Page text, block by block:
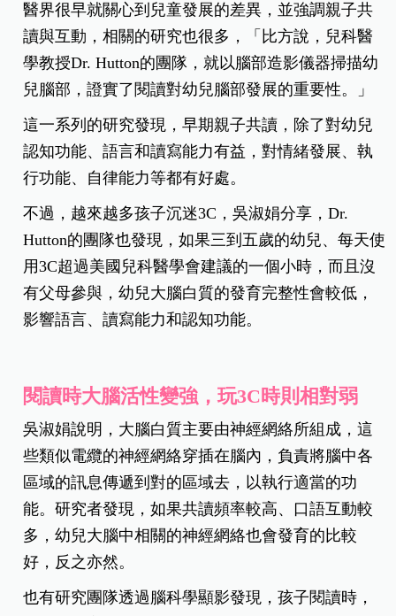
醫界很早就關心到兒童發展的差異，並強調親子共
讀與互動，相關的研究也很多，「比方說，兒科醫
學教授Dr. Hutton的團隊，就以腦部造影儀器掃描幼
兒腦部，證實了閱讀對幼兒腦部發展的重要性。」
這一系列的研究發現，早期親子共讀，除了對幼兒
認知功能、語言和讀寫能力有益，對情緒發展、執
行功能、自律能力等都有好處。
不過，越來越多孩子沉迷3C，吳淑娟分享，Dr.
Hutton的團隊也發現，如果三到五歲的幼兒、每天使
用3C超過美國兒科醫學會建議的一個小時，而且沒
有父母參與，幼兒大腦白質的發育完整性會較低，
影響語言、讀寫能力和認知功能。
閱讀時大腦活性變強，玩3C時則相對弱
吳淑娟說明，大腦白質主要由神經網絡所組成，這
些類似電纜的神經網絡穿插在腦內，負責將腦中各
區域的訊息傳遞到對的區域去，以執行適當的功
能。研究者發現，如果共讀頻率較高、口語互動較
多，幼兒大腦中相關的神經網絡也會發育的比較
好，反之亦然。
也有研究團隊透過腦科學顯影發現，孩子閱讀時，